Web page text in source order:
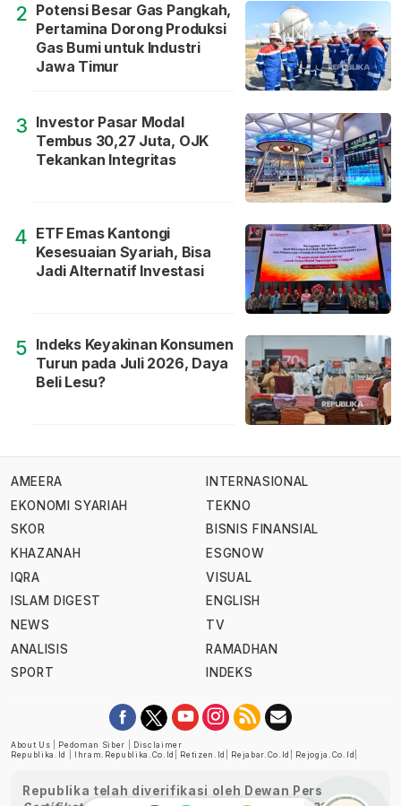
2 Potensi Besar Gas Pangkah,
Pertamina Dorong Produksi
Gas Bumi untuk Industri
Jawa Timur
3 Investor Pasar Modal
Tembus 30,27 Juta, OJK
Tekankan Integritas
4 ETF Emas Kantongi
Kesesuaian Syariah, Bisa
Jadi Alternatif Investasi
5 Indeks Keyakinan Konsumen
Turun pada Juli 2026, Daya
Beli Lesu?
AMEERA
EKONOMI SYARIAH
SKOR
KHAZANAH
IQRA
ISLAM DIGEST
NEWS
ANALISIS
SPORT
INTERNASIONAL
TEKNO
BISNIS FINANSIAL
ESGNOW
VISUAL
ENGLISH
TV
RAMADHAN
INDEKS
About Us Pedoman Siber
Disclaimer
Republika.id
Ihram.republika.co.id Retizen.id Rejabar.co.id Rejogja.co.id
Republika telah diverifikasi oleh Dewan Pers